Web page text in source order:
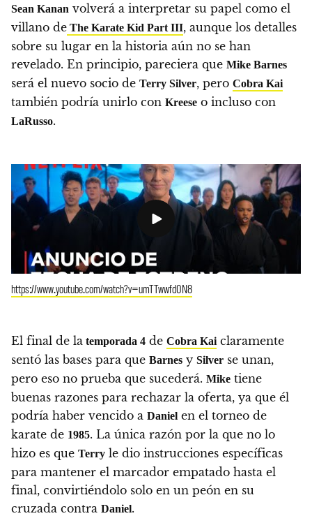
Sean Kanan volverá a interpretar su papel como el
villano de The Karate Kid Part III, aunque los detalles
sobre su lugar en la historia aún no se han
revelado. En principio, pareciera que Mike Barnes
será el nuevo socio de Terry Silver, pero Cobra Kai
también podría unirlo con Kreese o incluso con
LaRusso.
https://www.youtube.com/watch?v=umTTwwfd0N8
El final de la temporada 4 de Cobra Kai claramente
sentó las bases para que Barnes y Silver se unan,
pero eso no prueba que sucederá. Mike tiene
buenas razones para rechazar la oferta, ya que él
podría haber vencido a Daniel en el torneo de
karate de 1985. La única razón por la que no lo
hizo es que Terry le dio instrucciones específicas
para mantener el marcador empatado hasta el
final, convirtiéndolo solo en un peón en su
cruzada contra Daniel.